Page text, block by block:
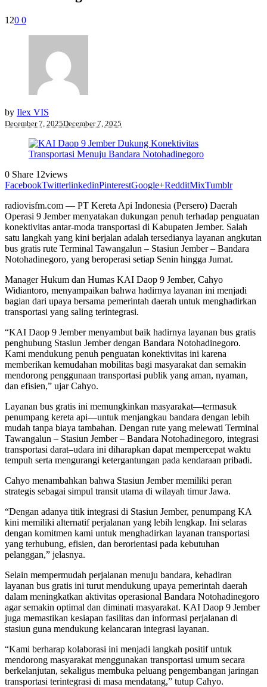
120 0
by Ilex VIS
December 7, 2025December 7, 2025
0 Share 12views
FacebookTwitterlinkedinPinterestGoogle+RedditMixTumblr
radiovisfm.com — PT Kereta Api Indonesia (Persero) Daerah
Operasi 9 Jember menyatakan dukungan penuh terhadap penguatan
konektivitas antar-moda transportasi di Kabupaten Jember. Salah
satu langkah yang kini berjalan adalah tersedianya layanan angkutan
bus gratis rute Terminal Tawangalun – Stasiun Jember – Bandara
Notohadinegoro, yang beroperasi setiap Senin hingga Jumat.
Manager Hukum dan Humas KAI Daop 9 Jember, Cahyo
Widiantoro, menyampaikan bahwa hadirnya layanan ini menjadi
bagian dari upaya bersama pemerintah daerah untuk menghadirkan
transportasi yang saling terintegrasi.
“KAI Daop 9 Jember menyambut baik hadirnya layanan bus gratis
penghubung Stasiun Jember dengan Bandara Notohadinegoro.
Kami mendukung penuh penguatan konektivitas ini karena
memberikan kemudahan mobilitas bagi masyarakat dan semakin
mendorong penggunaan transportasi publik yang aman, nyaman,
dan efisien,” ujar Cahyo.
Layanan bus gratis ini memungkinkan masyarakat—termasuk
penumpang kereta api—untuk menjangkau bandara dengan lebih
mudah tanpa biaya tambahan. Dengan rute yang melewati Terminal
Tawangalun – Stasiun Jember – Bandara Notohadinegoro, integrasi
transportasi darat–udara ini diharapkan dapat mempercepat waktu
tempuh serta mengurangi ketergantungan pada kendaraan pribadi.
Cahyo menambahkan bahwa Stasiun Jember memiliki peran
strategis sebagai simpul transit utama di wilayah timur Jawa.
“Dengan adanya titik integrasi di Stasiun Jember, penumpang KA
kini memiliki alternatif perjalanan yang lebih lengkap. Ini selaras
dengan komitmen kami untuk menghadirkan layanan transportasi
yang terhubung, efisien, dan berorientasi pada kebutuhan
pelanggan,” jelasnya.
Selain mempermudah perjalanan menuju bandara, kehadiran
layanan bus gratis ini turut mendukung upaya pemerintah daerah
dalam meningkatkan aktivitas operasional Bandara Notohadinegoro
agar semakin optimal dan diminati masyarakat. KAI Daop 9 Jember
juga memastikan kesiapan fasilitas dan informasi perjalanan di
stasiun guna mendukung kelancaran integrasi layanan.
“Kami berharap kolaborasi ini menjadi langkah positif untuk
mendorong masyarakat menggunakan transportasi umum secara
berkelanjutan, sekaligus membuka peluang pengembangan jaringan
transportasi terintegrasi di masa mendatang,” tutup Cahyo.